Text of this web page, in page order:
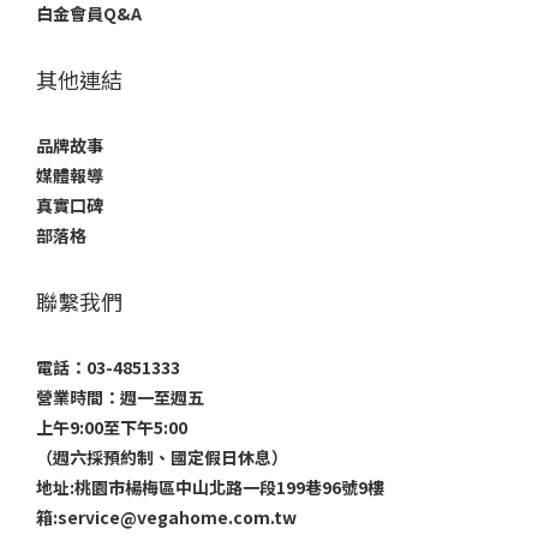
白金會員Q&A
其他連結
品牌故事
媒體報導
真實口碑
部落格
聯繫我們
電話：03-4851333
營業時間：週一至週五
上午9:00至下午5:00
（週六採預約制、國定假日休息）
地址:桃園市楊梅區中山北路一段199巷96號9樓
箱:service@vegahome.com.tw